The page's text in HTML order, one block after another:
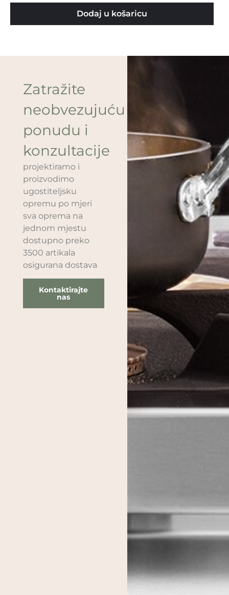
Dodaj u košaricu
Zatražite
neobvezujuću
ponudu i
konzultacije
projektiramo i
proizvodimo
ugostiteljsku
opremu po mjeri
sva oprema na
jednom mjestu
dostupno preko
3500 artikala
osigurana dostava
Kontaktirajte
nas